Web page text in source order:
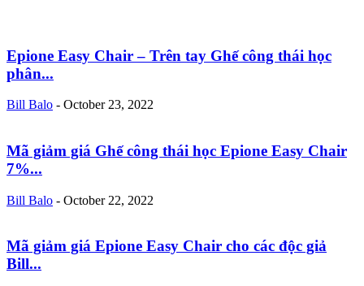
Epione Easy Chair – Trên tay Ghế công thái học
phân...
Bill Balo - October 23, 2022
Mã giảm giá Ghế công thái học Epione Easy Chair
7%...
Bill Balo - October 22, 2022
Mã giảm giá Epione Easy Chair cho các độc giả
Bill...